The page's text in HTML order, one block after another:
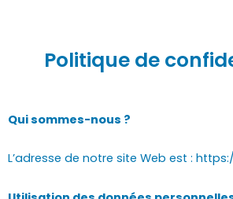
Politique de
Qui sommes-nous ?
L’adresse de notre site Web est :